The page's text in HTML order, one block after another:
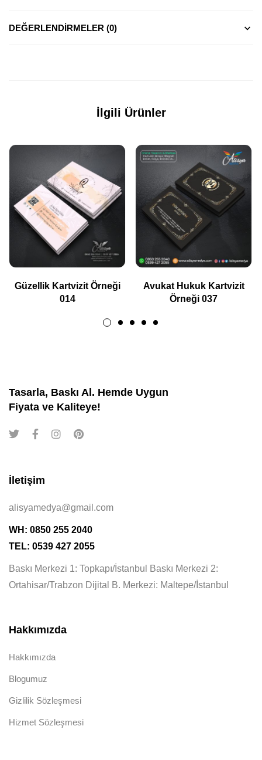
DEĞERLENDIRMELER (0)
İlgili Ürünler
Güzellik Kartvizit Örneği
014
Avukat Hukuk Kartvizit
Örneği 037
Tasarla, Baskı Al. Hemde Uygun
Fiyata ve Kaliteye!
İletişim
alisyamedya@gmail.com
WH: 0850 255 2040
TEL: 0539 427 2055
Baskı Merkezi 1: Topkapı/İstanbul Baskı Merkezi 2:
Ortahisar/Trabzon Dijital B. Merkezi: Maltepe/İstanbul
Hakkımızda
Hakkımızda
Blogumuz
Gizlilik Sözleşmesi
Hizmet Sözleşmesi